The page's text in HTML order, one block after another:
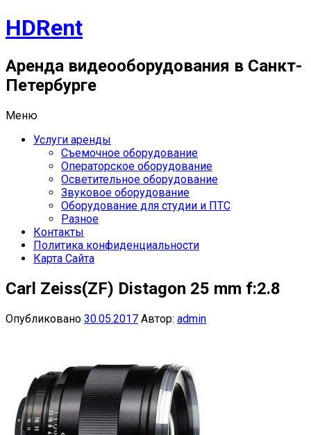
Перейти
кHDRent
Аренда видеооборудования в Санкт-
Петербурге
Меню
Услуги аренды
Съемочное оборудование
Операторское оборудование
Осветительное оборудование
Звуковое оборудование
Оборудование для студии и ПТС
Разное
Контакты
Политика конфиденциальности
Карта Сайта
Carl Zeiss(ZF) Distagon 25 mm f:2.8
Опубликовано 30.05.2017 Автор: admin